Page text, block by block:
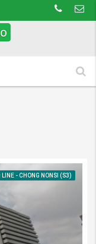
LINE - CHONG NONSI (S3)